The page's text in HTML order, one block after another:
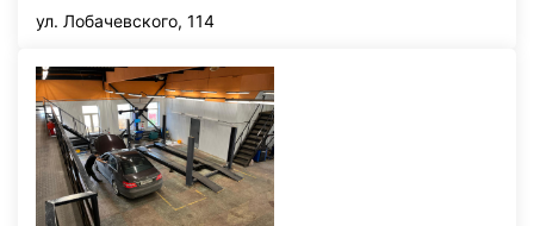
ул. Лобачевского, 114